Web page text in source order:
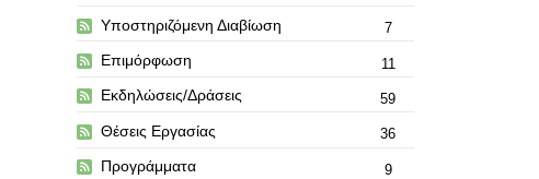
Υποστηριζόμενη Διαβίωση 7
Επιμόρφωση 11
Εκδηλώσεις/Δράσεις 59
Θέσεις Εργασίας 36
Προγράμματα 9